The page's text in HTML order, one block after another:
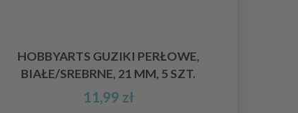
HOBBYARTS GUZIKI PERŁOWE,
BIAŁE/SREBRNE, 21 MM, 5 SZT.
11,99 zł